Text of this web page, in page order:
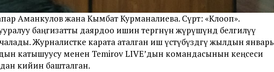
Аманкулов жана Кымбат Курманалиева. Сүрөт: «Клооп».
баңгизатты даярдоо ишин тергөөнүн жүрүшүндө белгилүү
Журналистке карата аталган иш үстүбүздөгү жылдын январь
катышуусу менен Temirov LIVE’дын командасынын кеңсеси
кийин башталган.